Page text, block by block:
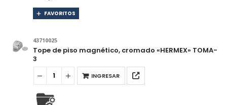
FAVORITOS
43710025
Tope de piso magnético, cromado «HERMEX» TOMA-
3
INGRESAR